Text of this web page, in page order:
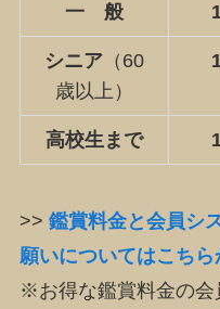
一 般
シニア（60
歳以上）
高校生まで
>> 鑑賞料金と会員シ
願いについてはこちら
※お得な鑑賞料金の会